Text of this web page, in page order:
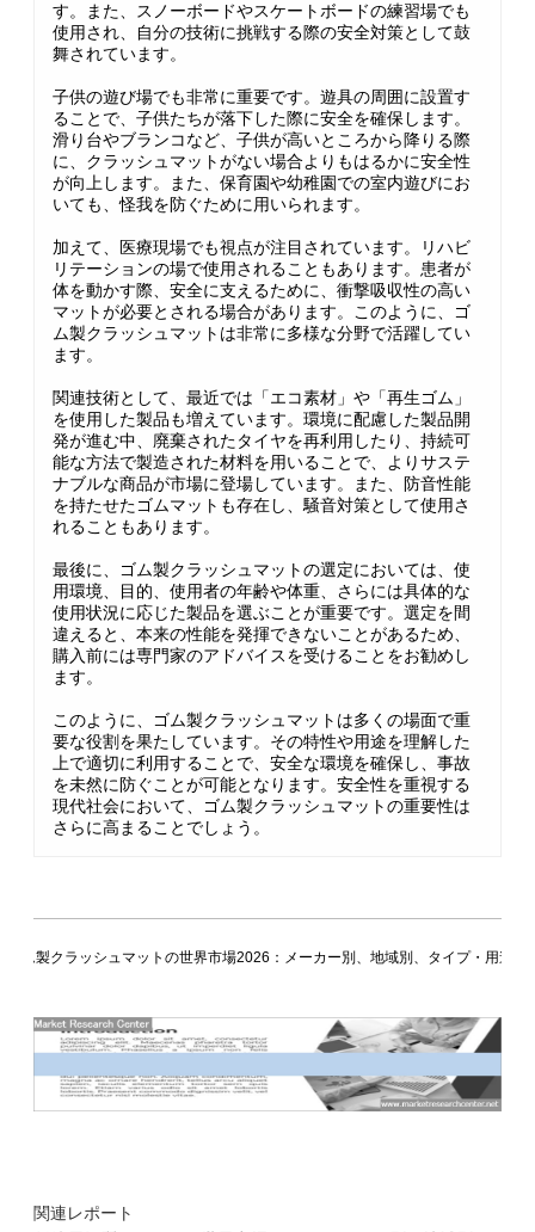
す。また、スノーボードやスケートボードの練習場でも
使用され、自分の技術に挑戦する際の安全対策として鼓
舞されています。
子供の遊び場でも非常に重要です。遊具の周囲に設置す
ることで、子供たちが落下した際に安全を確保します。
滑り台やブランコなど、子供が高いところから降りる際
に、クラッシュマットがない場合よりもはるかに安全性
が向上します。また、保育園や幼稚園での室内遊びにお
いても、怪我を防ぐために用いられます。
加えて、医療現場でも視点が注目されています。リハビ
リテーションの場で使用されることもあります。患者が
体を動かす際、安全に支えるために、衝撃吸収性の高い
マットが必要とされる場合があります。このように、ゴ
ム製クラッシュマットは非常に多様な分野で活躍してい
ます。
関連技術として、最近では「エコ素材」や「再生ゴム」
を使用した製品も増えています。環境に配慮した製品開
発が進む中、廃棄されたタイヤを再利用したり、持続可
能な方法で製造された材料を用いることで、よりサステ
ナブルな商品が市場に登場しています。また、防音性能
を持たせたゴムマットも存在し、騒音対策として使用さ
れることもあります。
最後に、ゴム製クラッシュマットの選定においては、使
用環境、目的、使用者の年齢や体重、さらには具体的な
使用状況に応じた製品を選ぶことが重要です。選定を間
違えると、本来の性能を発揮できないことがあるため、
購入前には専門家のアドバイスを受けることをお勧めし
ます。
このように、ゴム製クラッシュマットは多くの場面で重
要な役割を果たしています。その特性や用途を理解した
上で適切に利用することで、安全な環境を確保し、事故
を未然に防ぐことが可能となります。安全性を重視する
現代社会において、ゴム製クラッシュマットの重要性は
さらに高まることでしょう。
ゴム製クラッシュマットの世界市場2026：メーカー別、地域別、タイプ・用途別
関連レポート